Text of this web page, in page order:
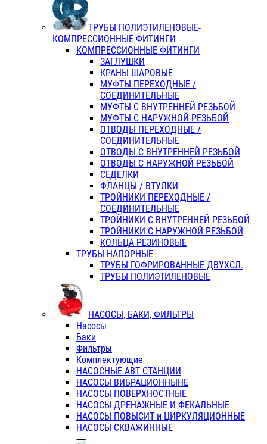
ТРУБЫ ПОЛИЭТИЛЕНОВЫЕ-
КОМПРЕССИОННЫЕ ФИТИНГИ
КОМПРЕССИОННЫЕ ФИТИНГИ
ЗАГЛУШКИ
КРАНЫ ШАРОВЫЕ
МУФТЫ ПЕРЕХОДНЫЕ /
СОЕДИНИТЕЛЬНЫЕ
МУФТЫ С ВНУТРЕННЕЙ РЕЗЬБОЙ
МУФТЫ С НАРУЖНОЙ РЕЗЬБОЙ
ОТВОДЫ ПЕРЕХОДНЫЕ /
СОЕДИНИТЕЛЬНЫЕ
ОТВОДЫ С ВНУТРЕННЕЙ РЕЗЬБОЙ
ОТВОДЫ С НАРУЖНОЙ РЕЗЬБОЙ
СЕДЕЛКИ
ФЛАНЦЫ / ВТУЛКИ
ТРОЙНИКИ ПЕРЕХОДНЫЕ /
СОЕДИНИТЕЛЬНЫЕ
ТРОЙНИКИ С ВНУТРЕННЕЙ РЕЗЬБОЙ
ТРОЙНИКИ С НАРУЖНОЙ РЕЗЬБОЙ
КОЛЬЦА РЕЗИНОВЫЕ
ТРУБЫ НАПОРНЫЕ
ТРУБЫ ГОФРИРОВАННЫЕ ДВУХСЛ.
ТРУБЫ ПОЛИЭТИЛЕНОВЫЕ
НАСОСЫ, БАКИ, ФИЛЬТРЫ
Насосы
Баки
Фильтры
Комплектующие
НАСОСНЫЕ АВТ СТАНЦИИ
НАСОСЫ ВИБРАЦИОННЫНЕ
НАСОСЫ ПОВЕРХНОСТНЫЕ
НАСОСЫ ДРЕНАЖНЫЕ И ФЕКАЛЬНЫЕ
НАСОСЫ ПОВЫСИТ и ЦИРКУЛЯЦИОННЫЕ
НАСОСЫ СКВАЖИННЫЕ